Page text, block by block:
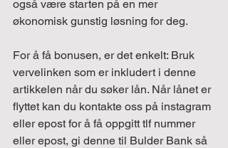
også være starten på en mer
økonomisk gunstig løsning for deg.
For å få bonusen, er det enkelt: Bruk
vervelinken som er inkludert i denne
artikkelen når du søker lån. Når lånet er
flyttet kan du kontakte oss på instagram
eller epost for å få oppgitt tlf nummer
eller epost, gi denne til Bulder Bank så